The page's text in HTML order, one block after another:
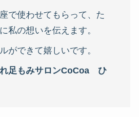
で使わせてもらって、た
私の想いを伝えます。
ができて嬉しいです。
足もみサロンCoCoa ひ